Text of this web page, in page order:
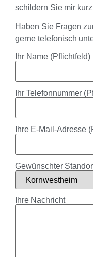
schildern Sie mir
Haben Sie Fragen
gerne telefonisch
Ihr Name (Pflichtfeld)
Ihr Telefonnummer
Ihre E-Mail-Adresse
Gewünschter
Ihre Nachricht